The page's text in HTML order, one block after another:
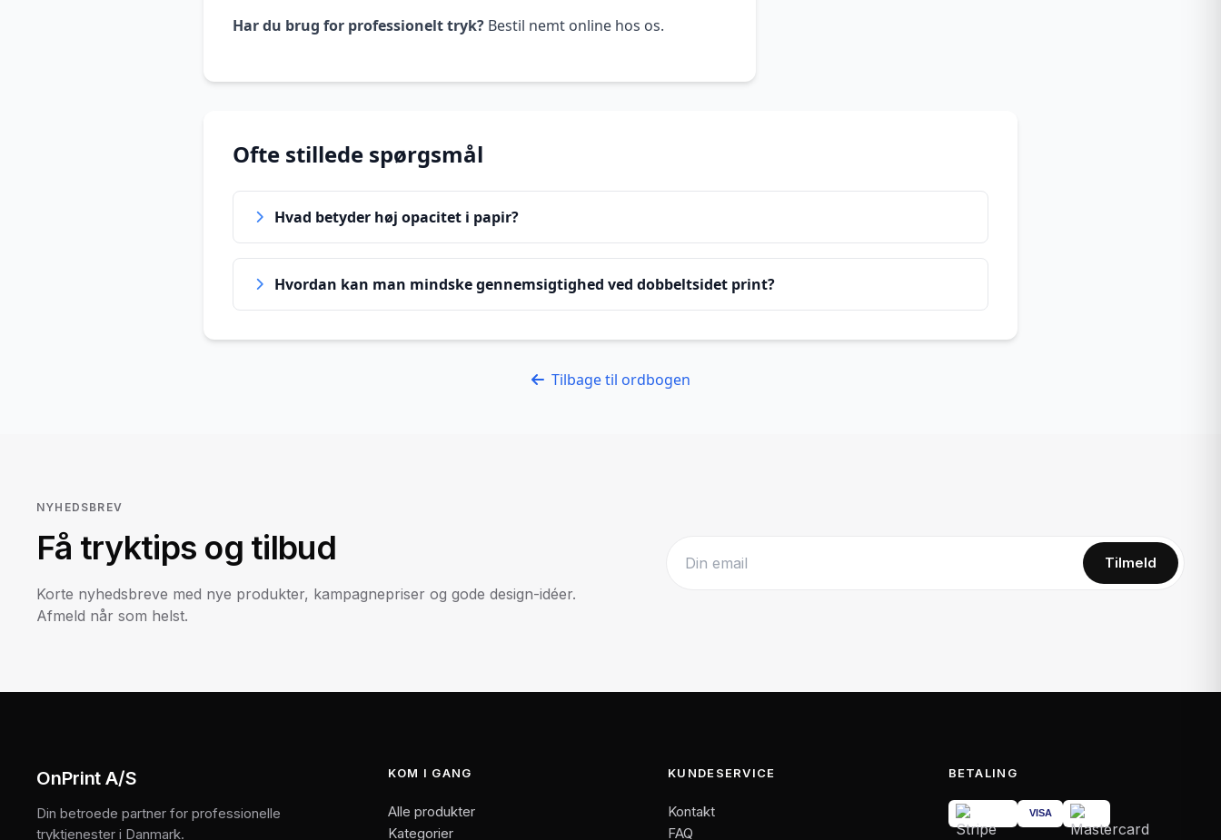
Har du brug for professionelt tryk? Bestil nemt online hos os.
Ofte stillede spørgsmål
Hvad betyder høj opacitet i papir?
Hvordan kan man mindske gennemsigtighed ved dobbeltsidet print?
Tilbage til ordbogen
NYHEDSBREV
Få tryktips og tilbud
Korte nyhedsbreve med nye produkter, kampagnepriser og gode design-idéer.
Afmeld når som helst.
Tilmeld
OnPrint A/S
Din betroede partner for professionelle
tryktjenester i Danmark.
KOM I GANG
Alle produkter
Kategorier
KUNDESERVICE
Kontakt
FAQ
BETALING